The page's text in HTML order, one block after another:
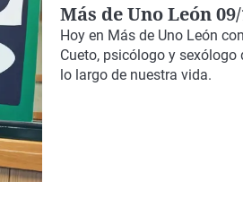
Más de Uno León
Hoy en Más de Uno León con
Cueto, psicólogo y sexólogo
lo largo de nuestra vida.